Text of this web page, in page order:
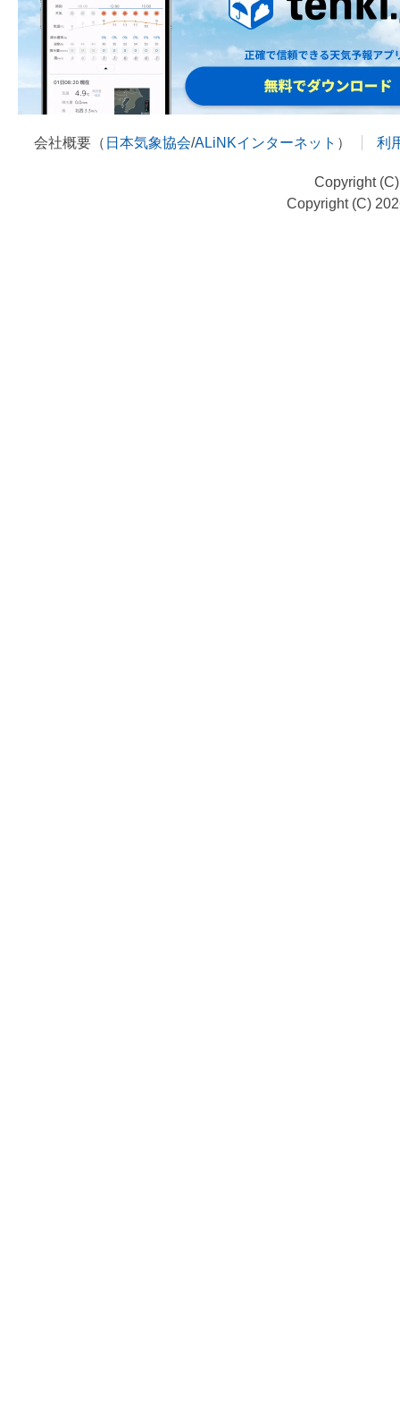
会社概要（ 日本気象協会/ALiNKインターネット ） 利
Copyright
Copyright (C)